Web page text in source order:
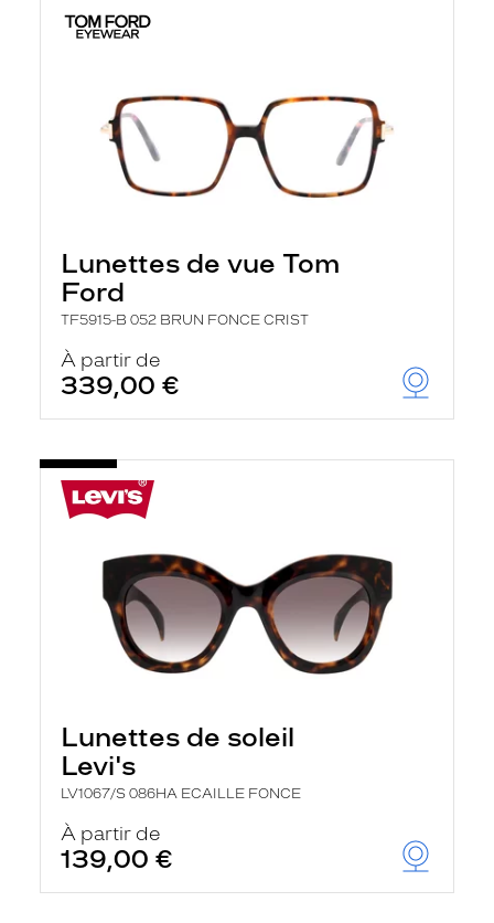
Lunettes de vue Tom
Ford
TF5915-B 052 BRUN FONCE CRIST
À partir de
339,00 €
Lunettes de soleil
Levi's
LV1067/S 086HA ECAILLE FONCE
À partir de
139,00 €